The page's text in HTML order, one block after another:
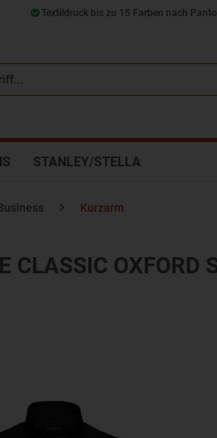
Textildruck bis zu 15 Farben nach
STANLEY/STELLA
Kurzarm
CLASSIC OXFORD